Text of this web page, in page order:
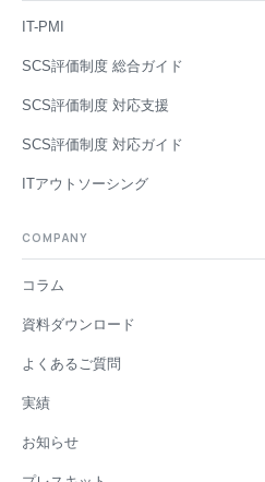
IT-PMI
SCS評価制度 総合ガイド
SCS評価制度 対応支援
SCS評価制度 対応ガイド
ITアウトソーシング
COMPANY
コラム
資料ダウンロード
よくあるご質問
実績
お知らせ